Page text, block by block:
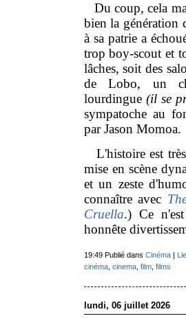
Du coup, cela
bien la génération
à sa patrie a
trop boy-scout et
lâches, soit des
de Lobo, un
lourdingue (il se
sympatoche au
par Jason Momoa.
L'histoire est
mise en scène
et un zeste
connaître avec
Cruella.) Ce
honnête
19:49 Publié dans Cinéma|
cinéma, cinema, film, films
lundi, 06 juillet 2026